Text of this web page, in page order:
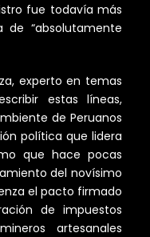
fue todavía más
“absolutamente
experto en temas
estas líneas,
de Peruanos
política que lidera
que hace pocas
del novísimo
el pacto firmado
de impuestos
artesanales